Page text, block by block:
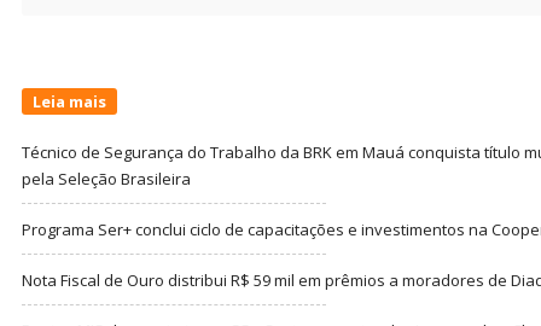
Leia mais
Técnico de Segurança do Trabalho da BRK em Mauá conquista título
pela Seleção Brasileira
Programa Ser+ conclui ciclo de capacitações e investimentos na
Nota Fiscal de Ouro distribui R$ 59 mil em prêmios a moradores de